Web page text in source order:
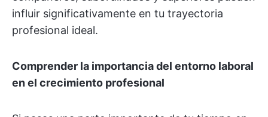
influir significativamente en tu trayectoria
profesional ideal.
Comprender la importancia del entorno laboral
en el crecimiento profesional